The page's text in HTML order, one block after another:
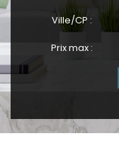
Ville/CP :
Prix max :